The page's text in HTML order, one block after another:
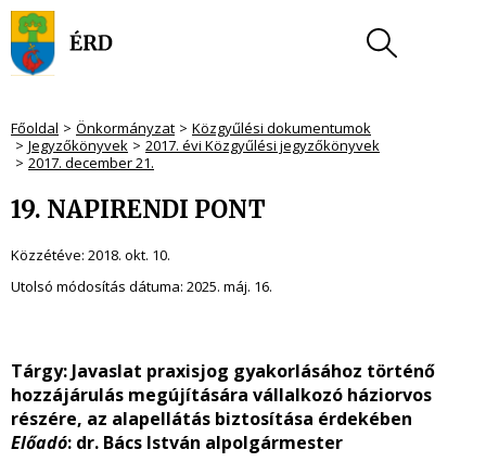
Főoldal Önkormányzat
Közgyűlési dokumentumok
Jegyzőkönyvek
2017. évi Közgyűlési jegyzőkönyvek
2017. december 21.
19. NAPIRENDI PONT
Közzétéve: 2018. okt. 10.
Utolsó módosítás dátuma: 2025. máj. 16.
Tárgy: Javaslat praxisjog gyakorlásához történő
hozzájárulás megújítására vállalkozó háziorvos
részére, az alapellátás biztosítása érdekében
Előadó: dr. Bács István alpolgármester